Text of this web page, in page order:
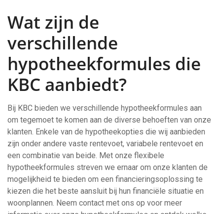
Wat zijn de
verschillende
hypotheekformules die
KBC aanbiedt?
Bij KBC bieden we verschillende hypotheekformules aan
om tegemoet te komen aan de diverse behoeften van onze
klanten. Enkele van de hypotheekopties die wij aanbieden
zijn onder andere vaste rentevoet, variabele rentevoet en
een combinatie van beide. Met onze flexibele
hypotheekformules streven we ernaar om onze klanten de
mogelijkheid te bieden om een financieringsoplossing te
kiezen die het beste aansluit bij hun financiële situatie en
woonplannen. Neem contact met ons op voor meer